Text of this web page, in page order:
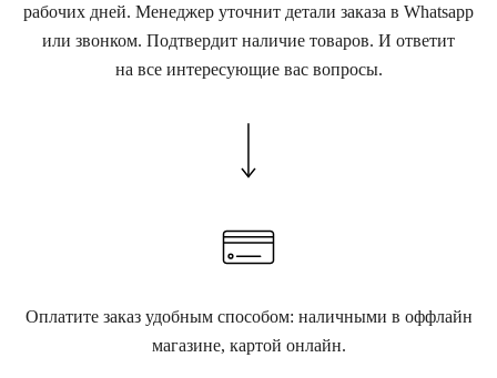
рабочих дней. Менеджер уточнит детали заказа в Whatsapp
или звонком. Подтвердит наличие товаров. И ответит
на все интересующие вас вопросы.
Оплатите заказ удобным способом: наличными в оффлайн
магазине, картой онлайн.